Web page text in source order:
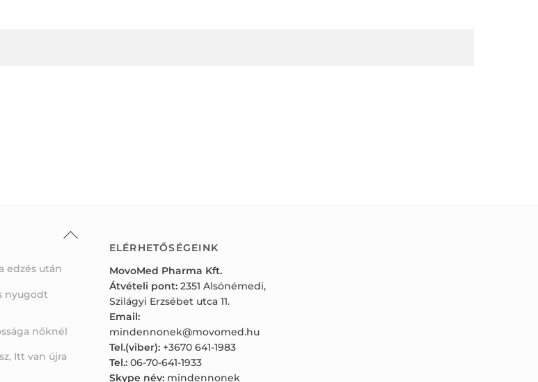
Back
edzés után
nyugodt
nőknél
Itt van újra
ELÉRHETŐSÉGEINK
MovoMed Pharma Kft.
Átvételi pont:2351 Alsónémedi,
Szilágyi Erzsébet utca 11.
Email:
mindennonek@movomed.hu
Tel.(viber):+3670 641-1983
Tel.:06-70-641-1933
Skype név:mindennonek